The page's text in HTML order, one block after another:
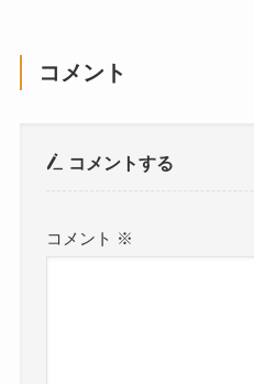
コメント
コメントする
コメント ※